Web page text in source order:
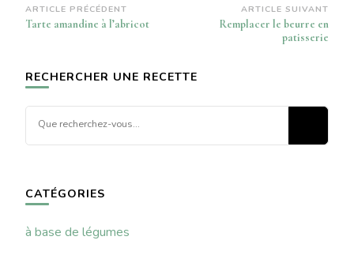
Navigation
d’article
ARTICLE PRÉCÉDENT
Tarte amandine à l’abricot
ARTICLE SUIVANT
Remplacer le beurre en
patisserie
RECHERCHER UNE RECETTE
CATÉGORIES
à base de légumes